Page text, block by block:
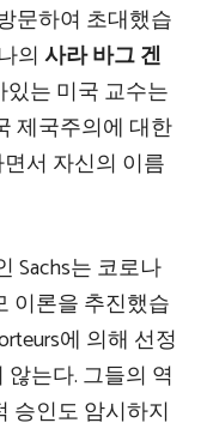
문하여 초대했습
의사라 바그 겐
는 미국 교수는
제국주의에 대한
서 자신의 이름
Sachs는 코로나
이론을 추진했습
에 의해 선정
는다. 그들의 역
승인도 암시하지